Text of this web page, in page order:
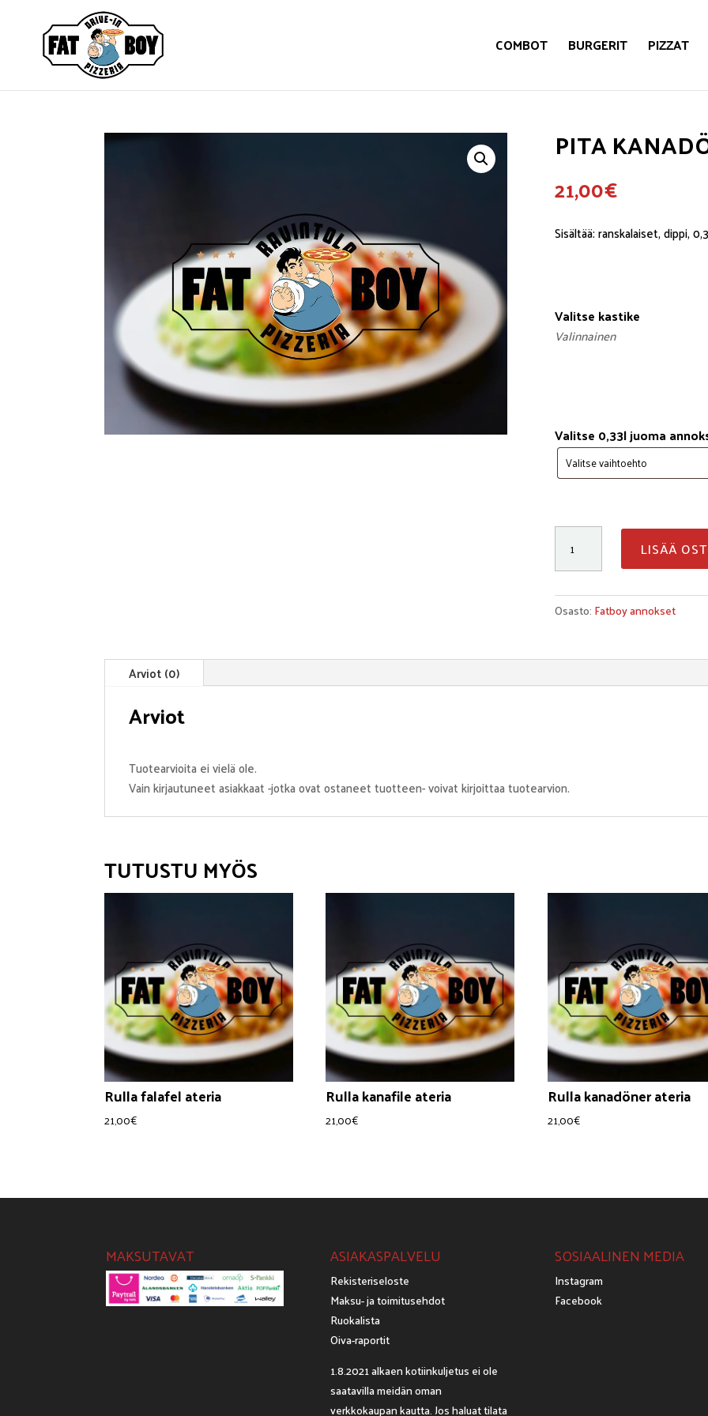
COMBOT BURGERIT PIZZAT
PITA
21,00€
Sisältää: ranskalaiset, dippi,
Valitse kastike
Valinnainen
Valitse 0,33l juoma
kanadöner
ateria
määrä
LISÄÄ
Osasto: Fatboy annokset
Arviot (0)
Arviot
Tuotearvioita ei vielä ole.
Vain kirjautuneet asiakkaat -jotka ovat ostaneet tuotteen- voivat kirjoittaa tuotearvion.
TUTUSTU MYÖS
Rulla falafel ateria
21,00€
Rulla kanafile ateria
21,00€
Rulla kanadöner ateria
21,00€
MAKSUTAVAT ASIAKASPALVELU
Rekisteriseloste
Maksu- ja toimitusehdot
Ruokalista
Oiva-raportit
1.8.2021 alkaen kotiinkuljetus ei ole
saatavilla meidän oman
verkkokaupan kautta. Jos haluat tilata
SOSIAALINEN MEDIA
Instagram
Facebook